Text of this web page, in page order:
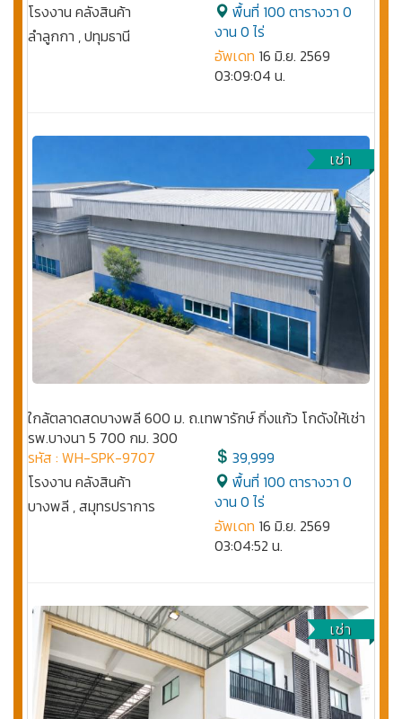
โรงงาน คลังสินค้า
ลำลูกกา , ปทุมธานี
พื้นที่ 100 ตารางวา 0
งาน 0 ไร่
อัพเดท 16 มิ.ย. 2569
03:09:04 น.
เช่า
ใกล้ตลาดสดบางพลี 600 ม. ถ.เทพารักษ์ กิ่งแก้ว โกดังให้เช่า
รพ.บางนา 5 700 กม. 300
รหัส : WH-SPK-9707
โรงงาน คลังสินค้า
บางพลี , สมุทรปราการ
39,999
พื้นที่ 100 ตารางวา 0
งาน 0 ไร่
อัพเดท 16 มิ.ย. 2569
03:04:52 น.
เช่า